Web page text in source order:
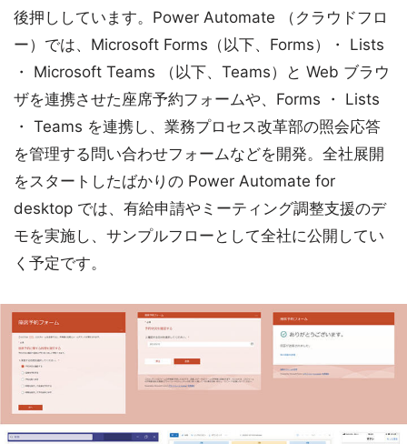
後押ししています。Power Automate （クラウドフロ
ー）では、Microsoft Forms（以下、Forms）・ Lists
・ Microsoft Teams （以下、Teams）と Web ブラウ
ザを連携させた座席予約フォームや、Forms ・ Lists
・ Teams を連携し、業務プロセス改革部の照会応答
を管理する問い合わせフォームなどを開発。全社展開
をスタートしたばかりの Power Automate for
desktop では、有給申請やミーティング調整支援のデ
モを実施し、サンプルフローとして全社に公開してい
く予定です。